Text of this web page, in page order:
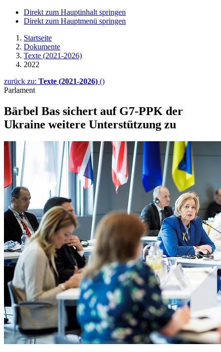
Direkt zum Hauptinhalt springen
Direkt zum Hauptmenü springen
Startseite
Dokumente
Texte (2021-2026)
2022
zurück zu: Texte (2021-2026) ()
Parlament
Bärbel Bas sichert auf G7-PPK der
Ukraine weitere Unterstützung zu